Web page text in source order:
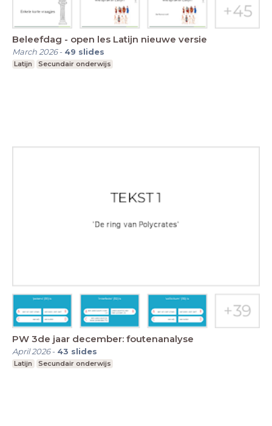
Beleefdag - open les Latijn nieuwe versie
March 2026- 49 slides
Latijn Secundair onderwijs
PW 3de jaar december: foutenanalyse
April 2026- 43 slides
Latijn Secundair onderwijs